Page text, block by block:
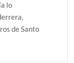
lo
de Santo